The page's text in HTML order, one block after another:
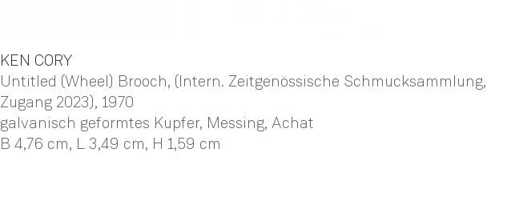
KEN CORY
Untitled (Wheel) Brooch, (Intern. Zeitgenössische Schmucksammlung,
Zugang 2023), 1970
galvanisch geformtes Kupfer, Messing, Achat
B 4,76 cm, L 3,49 cm, H 1,59 cm